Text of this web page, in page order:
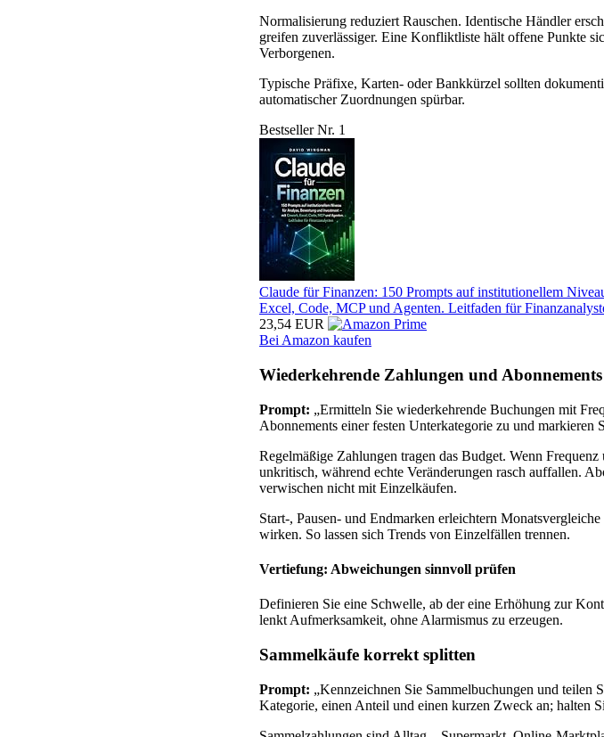
Normalisierung reduziert Rauschen. Identische Händler
greifen zuverlässiger. Eine Konfliktliste hält offene Punkte
Verborgenen.
Typische Präfixe, Karten- oder Bankkürzel sollten
automatischer Zuordnungen spürbar.
Bestseller Nr. 1
Claude für Finanzen: 150 Prompts auf institutionellem
Excel, Code, MCP und Agenten. Leitfaden für
23,54 EUR
Bei Amazon kaufen
Wiederkehrende Zahlungen und
Prompt: „Ermitteln Sie wiederkehrende Buchungen mit
Abonnements einer festen Unterkategorie zu und markieren
Regelmäßige Zahlungen tragen das Budget. Wenn
unkritisch, während echte Veränderungen rasch auffallen.
verwischen nicht mit Einzelkäufen.
Start-, Pausen- und Endmarken erleichtern
wirken. So lassen sich Trends von Einzelfällen trennen.
Vertiefung: Abweichungen sinnvoll prüfen
Definieren Sie eine Schwelle, ab der eine Erhöhung zur
lenkt Aufmerksamkeit, ohne Alarmismus zu erzeugen.
Sammelkäufe korrekt splitten
Prompt: „Kennzeichnen Sie Sammelbuchungen und teilen
Kategorie, einen Anteil und einen kurzen Zweck an; halten